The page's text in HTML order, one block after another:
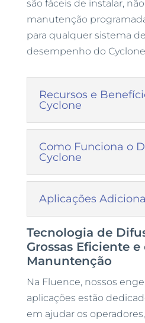
são fáceis de instalar,
manutenção
para qualquer sistema
desempenho do
Recursos e
Cyclone
Como Funciona o
Cyclone
Aplicações
Tecnologia de
Grossas Eficiente e
Manuntenção
Na Fluence, nossos
aplicações estão
em ajudar os